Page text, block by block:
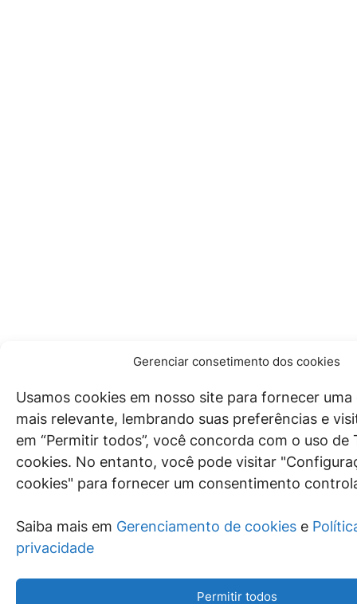
Gerenciar consetimento dos cookies
Usamos cookies em nosso site para fornecer uma
mais relevante, lembrando suas preferências e
em “Permitir todos”, você concorda com o uso de
cookies. No entanto, você pode visitar
cookies" para fornecer um consentimento
Saiba mais em Gerenciamento de cookies e
privacidade
Permitir todos